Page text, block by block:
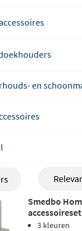
en
Smedbo
3 kleuren